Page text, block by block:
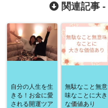
関連記事 -
自分の人生を生
きる！お金に愛
される開運ツア
無駄なこと無意
味なことに大き
な価値あり